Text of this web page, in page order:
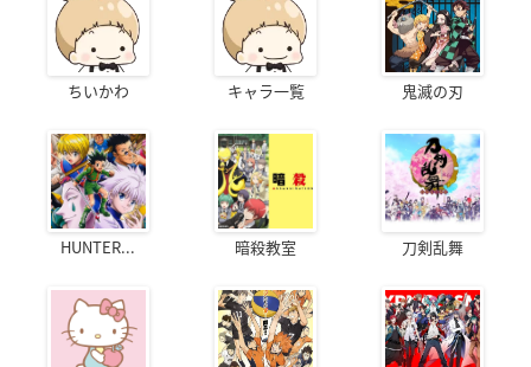
ちいかわ キャラ一覧 鬼滅の刃
HUNTER... 暗殺教室 刀剣乱舞